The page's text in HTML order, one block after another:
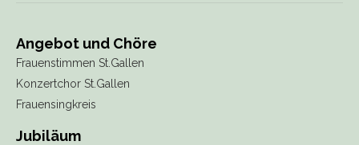
Angebot und Chöre
Frauenstimmen St.Gallen
Konzertchor St.Gallen
Frauensingkreis
Jubiläum